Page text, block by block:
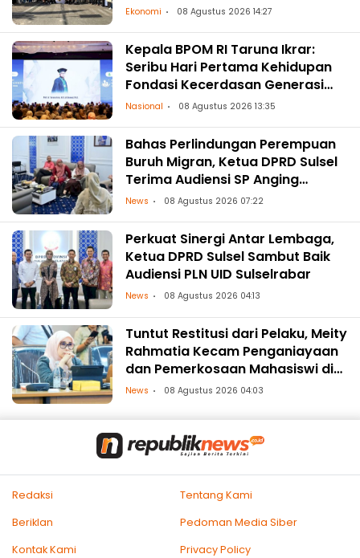
Ekonomi 08 Agustus 2026 14:27
Kepala BPOM RI Taruna Ikrar:
Seribu Hari Pertama Kehidupan
Fondasi Kecerdasan Generasi
Masa Depan
Nasional 08 Agustus 2026 13:35
Bahas Perlindungan Perempuan
Buruh Migran, Ketua DPRD Sulsel
Terima Audiensi SP Anging
Mammiri
News 08 Agustus 2026 07:22
Perkuat Sinergi Antar Lembaga,
Ketua DPRD Sulsel Sambut Baik
Audiensi PLN UID Sulselrabar
News 08 Agustus 2026 04:13
Tuntut Restitusi dari Pelaku, Meity
Rahmatia Kecam Penganiayaan
dan Pemerkosaan Mahasiswi di
Makassar
News 08 Agustus 2026 04:03
Redaksi
Tentang Kami
Beriklan
Pedoman Media Siber
Kontak Kami
Privacy Policy